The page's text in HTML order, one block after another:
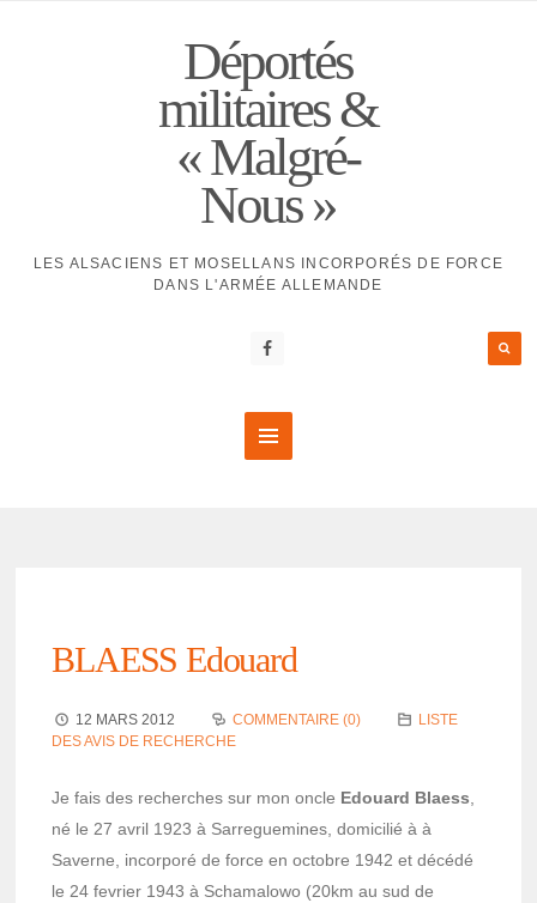
Déportés
militaires &
« Malgré-
Nous »
LES ALSACIENS ET MOSELLANS INCORPORÉS DE FORCE
DANS L'ARMÉE ALLEMANDE
BLAESS Edouard
12 MARS 2012 COMMENTAIRE (0)
LISTE
DES AVIS DE RECHERCHE
Je fais des recherches sur mon oncle Edouard Blaess
né le 27 avril 1923 à Sarre­gue­mines, domi­ci­lié à à
Saverne, incor­poré de force en octobre 1942 et décédé
le 24 fevrier 1943 à Scha­ma­lowo (20km au sud de